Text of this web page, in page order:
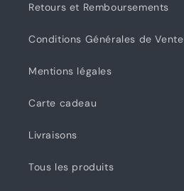
Retours et Remboursements
Conditions Générales de Vente
Mentions légales
Carte cadeau
Livraisons
Tous les produits